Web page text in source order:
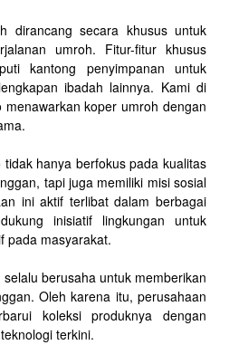
dirancang secara khusus untuk
umroh. Fitur-fitur khusus
kantong penyimpanan untuk
ibadah lainnya. Kami di
menawarkan koper umroh dengan
hanya berfokus pada kualitas
tapi juga memiliki misi sosial
ini aktif terlibat dalam berbagai
inisiatif lingkungan untuk
pada masyarakat.
berusaha untuk memberikan
Oleh karena itu, perusahaan
koleksi produknya dengan
terkini.